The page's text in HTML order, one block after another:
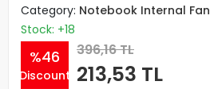
Category: Notebook Internal Fan
Stock: +18
%46
Discount
396,16 TL
213,53 TL